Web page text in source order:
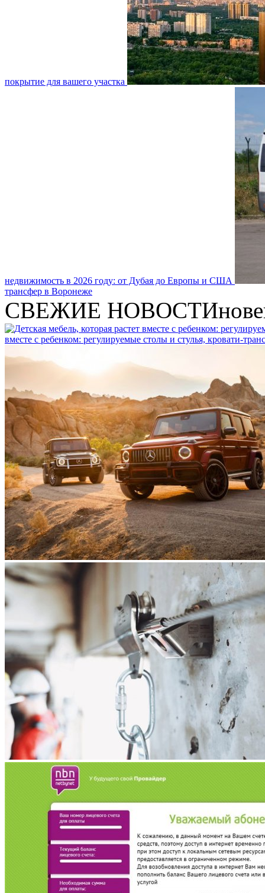
покрытие для вашего участка
недвижимость в 2026 году: от Дубая до Европы и США
трансфер в Воронеже
СВЕЖИЕ НОВОСТИ
вместе с ребенком: регулируемые столы и стулья, кровати-